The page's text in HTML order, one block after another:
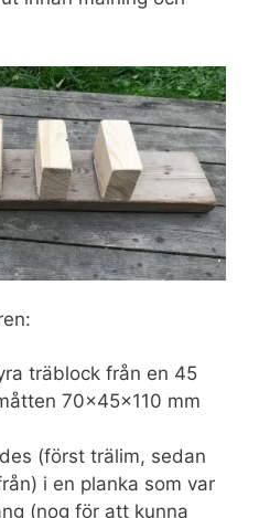
träblock från en 45
70x45x110 mm
(först trälim, sedan
i en planka som var
(nog för att kunna